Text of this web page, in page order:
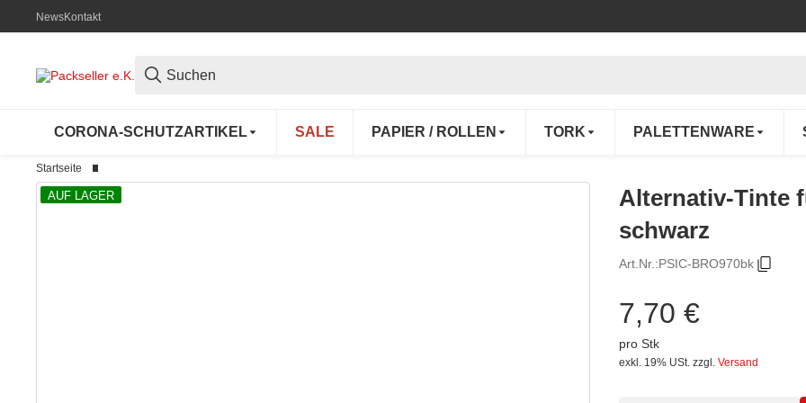
NewsKontakt
CORONA-SCHUTZARTIKEL SALE PAPIER / ROLLEN TORK PALETTENWARE
Startseite
AUF LAGER
Alternativ-Tinte
schwarz
Art.Nr.:PSIC-BRO970bk
7,70 €
pro Stk
exkl. 19% USt. zzgl. Versand